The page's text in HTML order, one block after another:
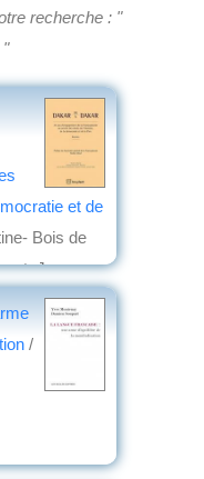
recherche : "
"
et de
Bois de
Jacques-
/